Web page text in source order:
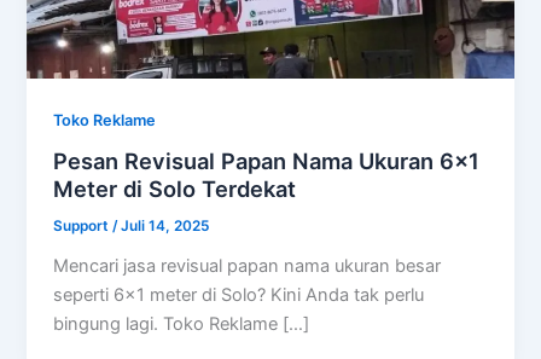
Toko Reklame
Pesan Revisual Papan Nama Ukuran 6×1
Meter di Solo Terdekat
Support/Juli 14, 2025
Mencari jasa revisual papan nama ukuran besar
seperti 6×1 meter di Solo? Kini Anda tak perlu
bingung lagi. Toko Reklame […]